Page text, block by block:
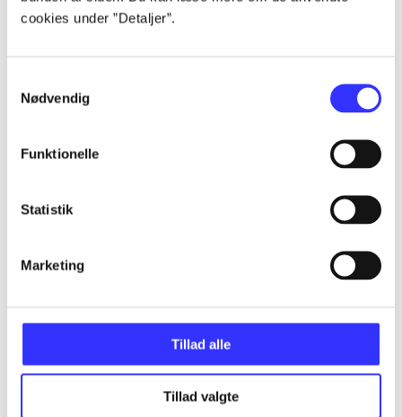
cookies under ”Detaljer”.
Nødvendig
Funktionelle
Statistik
Marketing
Tillad alle
Tillad valgte
Alle registrerede artikler fordelt på udgivelser